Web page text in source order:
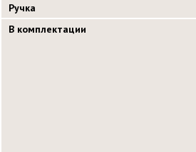
Ручка
В комплектации